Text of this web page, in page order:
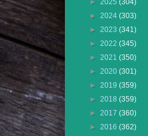
► 2025 (304)
► 2024 (303)
► 2023 (341)
► 2022 (345)
► 2021 (350)
► 2020 (301)
► 2019 (359)
► 2018 (359)
► 2017 (360)
► 2016 (362)